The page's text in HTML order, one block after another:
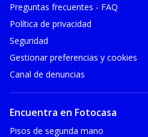
Preguntas frecuentes - FAQ
Política de privacidad
Seguridad
Gestionar preferencias y cookies
Canal de denuncias
Encuentra en Fotocasa
Pisos de segunda mano